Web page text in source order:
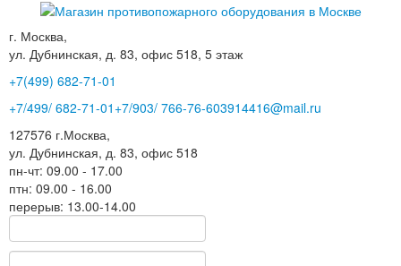
г. Москва,
ул. Дубнинская, д. 83, офис 518, 5 этаж
+7(499) 682-71-01
+7/499/ 682-71-01 +7/903/ 766-76-603914416@mail.ru
127576 г.Москва,
ул. Дубнинская, д. 83, офис 518
пн-чт: 09.00 - 17.00
птн: 09.00 - 16.00
перерыв: 13.00-14.00